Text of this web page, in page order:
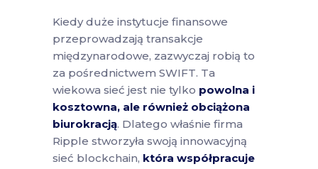
Kiedy duże instytucje finansowe
przeprowadzają transakcje
międzynarodowe, zazwyczaj robią to
za pośrednictwem SWIFT. Ta
wiekowa sieć jest nie tylko powolna i
kosztowna, ale również obciążona
biurokracją. Dlatego właśnie firma
Ripple stworzyła swoją innowacyjną
sieć blockchain, która współpracuje